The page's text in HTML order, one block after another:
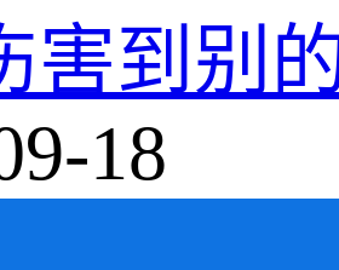
害到别
18